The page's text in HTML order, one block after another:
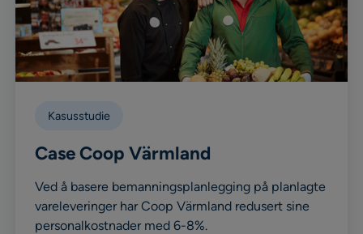
Kasusstudie
Case Coop Värmland
Ved å basere bemanningsplanlegging på planlagte
vareleveringer har Coop Värmland redusert sine
personalkostnader med 6-8%.